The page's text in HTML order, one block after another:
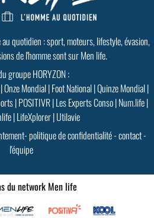
quotidien : sport, moteurs, lifestyle, évasion,
de l'homme sont sur Men life.
groupe HORYZON :
|Onze Mondial|Foot National|Quinze Mondial|
|POSITIVR|Les Experts Conso|Num.life|
|LifeXplorer|Utilavie
-politique de confidentialité-contact-
l'équipe
du network Men life